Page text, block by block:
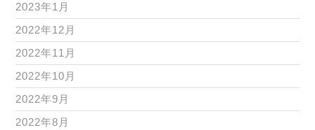
2023年1月
2022年12月
2022年11月
2022年10月
2022年9月
2022年8月